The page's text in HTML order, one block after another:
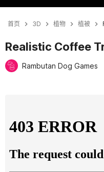
首页 3D 植物 植被
Realistic Coffee
Rambutan Dog Games